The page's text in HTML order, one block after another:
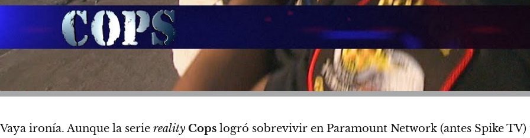
Vaya ironía. Aunque la serie reality Cops logró sobrevivir en Paramount Network (antes Spike TV)